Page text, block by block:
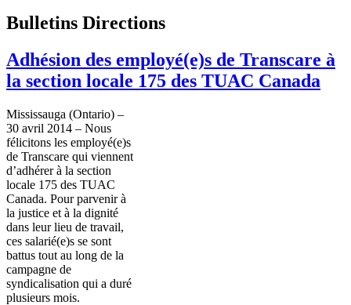
Bulletins Directions
Adhésion des employé(e)s de Transcare à
la section locale 175 des TUAC Canada
Mississauga (Ontario) –
30 avril 2014 – Nous
félicitons les employé(e)s
de Transcare qui viennent
d’adhérer à la section
locale 175 des TUAC
Canada. Pour parvenir à
la justice et à la dignité
dans leur lieu de travail,
ces salarié(e)s se sont
battus tout au long de la
campagne de
syndicalisation qui a duré
plusieurs mois.